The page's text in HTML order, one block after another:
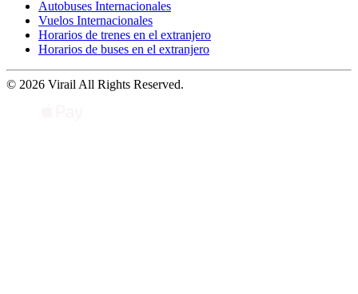
Autobuses Internacionales
Vuelos Internacionales
Horarios de trenes en el extranjero
Horarios de buses en el extranjero
© 2026 Virail All Rights Reserved.